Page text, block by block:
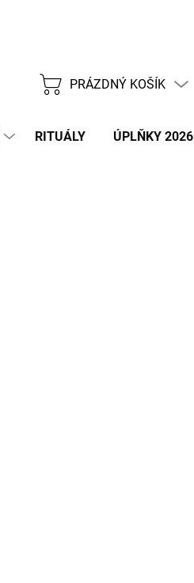
NÁKUPNÍ
PRÁZDNÝ KOŠÍK
RITUÁLY ÚPLŇKY 2026